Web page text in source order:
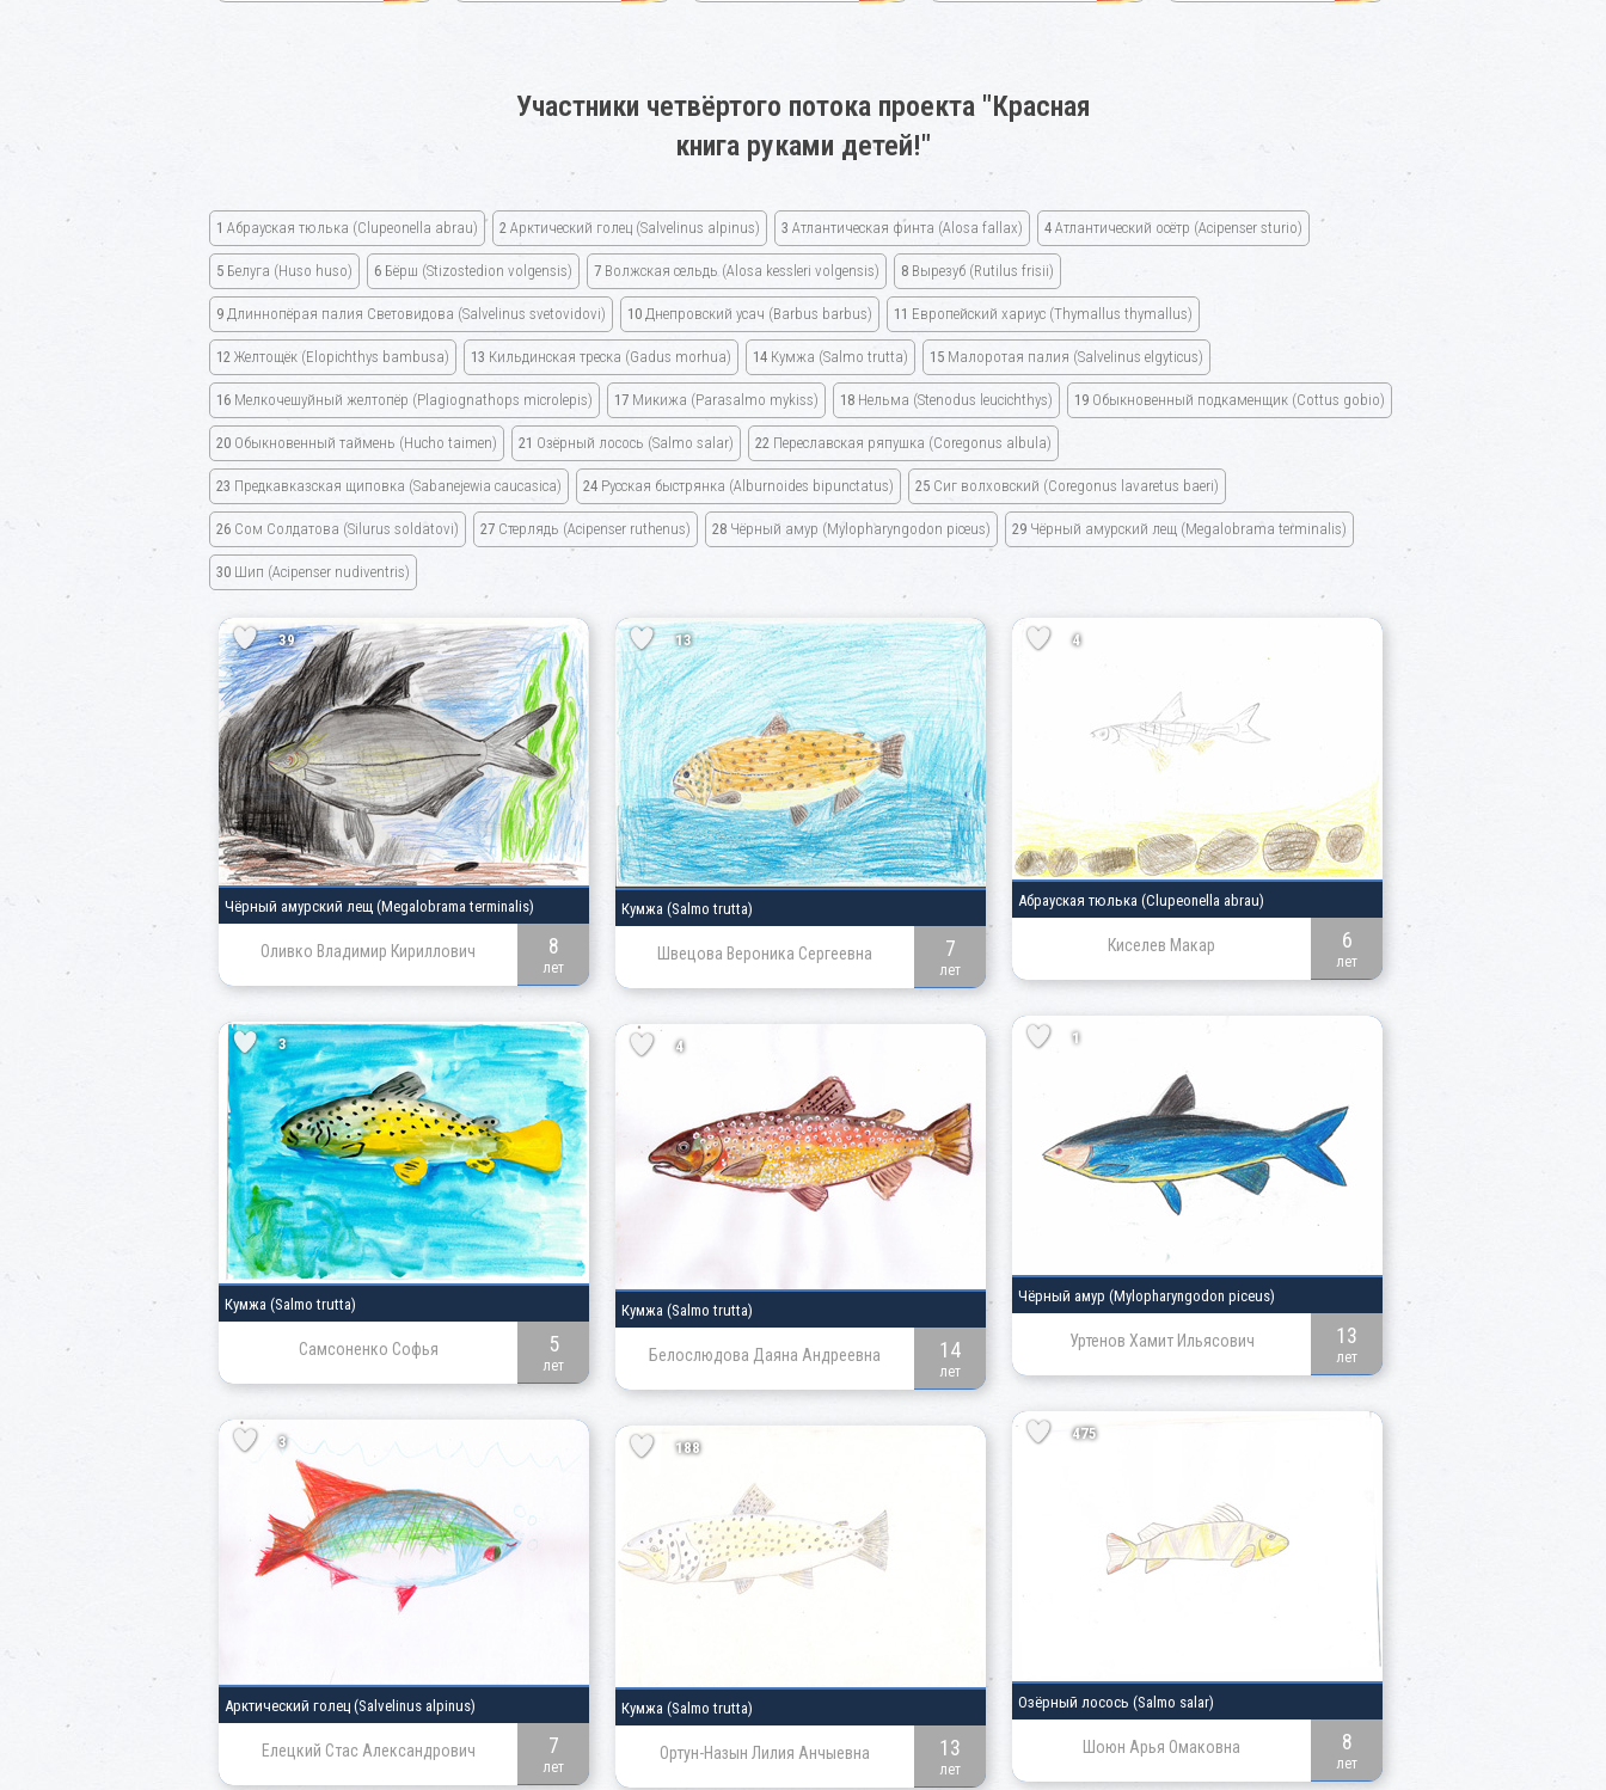
Участники четвёртого потока проекта "Красная
книга руками детей!"
1 Абрауская тюлька (Clupeonella abrau) 2 Арктический голец (Salvelinus alpinus) 3 Атлантическая финта (Alosa fallax) 4 Атлантический осётр (Acipenser sturio)
5 Белуга (Huso huso) 6 Бёрш (Stizostedion volgensis) 7 Волжская сельдь (Alosa kessleri volgensis) 8 Вырезуб (Rutilus frisii)
9 Длиннопёрая палия Световидова (Salvelinus svetovidovi) 10 Днепровский усач (Barbus barbus) 11 Европейский хариус (Thymallus thymallus)
12 Желтощёк (Elopichthys bambusa) 13 Кильдинская треска (Gadus morhua) 14 Кумжа (Salmo trutta) 15 Малоротая палия (Salvelinus elgyticus)
16 Мелкочешуйный желтопёр (Plagiognathops microlepis) 17 Микижа (Parasalmo mykiss) 18 Нельма (Stenodus leucichthys) 19 Обыкновенный подкаменщик (Cottus gobio)
20 Обыкновенный таймень (Hucho taimen) 21 Озёрный лосось (Salmo salar) 22 Переславская ряпушка (Coregonus albula)
23 Предкавказская щиповка (Sabanejewia caucasica) 24 Русская быстрянка (Alburnoides bipunctatus) 25 Сиг волховский (Coregonus lavaretus baeri)
26 Сом Солдатова (Silurus soldatovi) 27 Стерлядь (Acipenser ruthenus) 28 Чёрный амур (Mylopharyngodon piceus) 29 Чёрный амурский лещ (Megalobrama terminalis)
30 Шип (Acipenser nudiventris)
39
Чёрный амурский лещ (Megalobrama terminalis)
Оливко Владимир Кириллович 8
лет
13
Кумжа (Salmo trutta)
Швецова Вероника Сергеевна 7
лет
4
Абрауская тюлька (Clupeonella abrau)
Киселев Макар 6
лет
1
Чёрный амур (Mylopharyngodon piceus)
Уртенов Хамит Ильясович 13
лет
3
Кумжа (Salmo trutta)
Самсоненко Софья 5
лет
4
Кумжа (Salmo trutta)
Белослюдова Даяна Андреевна 14
лет
475
Озёрный лосось (Salmo salar)
Шоюн Арья Омаковна 8
лет
3
Арктический голец (Salvelinus alpinus)
Елецкий Стас Александрович 7
лет
188
Кумжа (Salmo trutta)
Ортун-Назын Лилия Анчыевна 13
лет